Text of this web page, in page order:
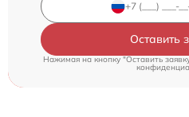
Оставить
Нажимая на кнопку "Оставить